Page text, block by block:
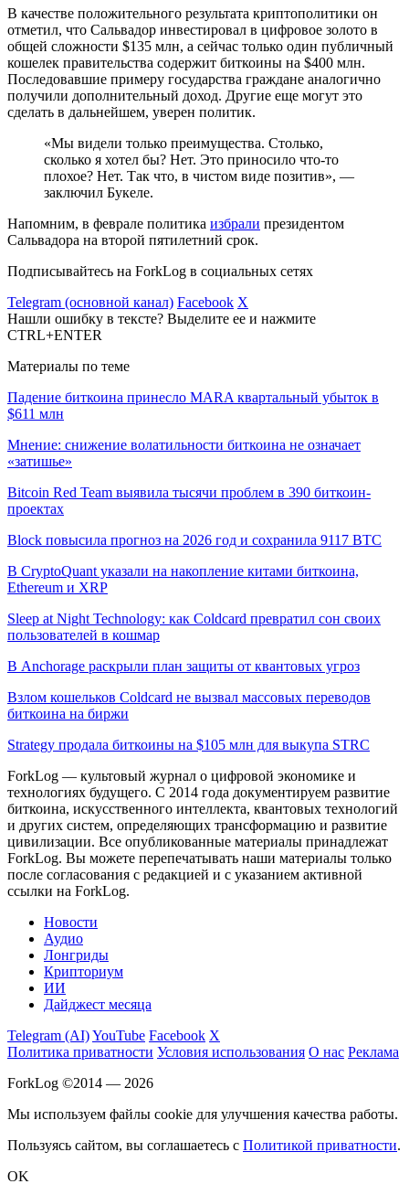
В качестве положительного результата криптополитики он
отметил, что Сальвадор инвестировал в цифровое золото в
общей сложности $135 млн, а сейчас только один публичный
кошелек правительства содержит биткоины на $400 млн.
Последовавшие примеру государства граждане аналогично
получили дополнительный доход. Другие еще могут это
сделать в дальнейшем, уверен политик.
«Мы видели только преимущества. Столько,
сколько я хотел бы? Нет. Это приносило что-то
плохое? Нет. Так что, в чистом виде позитив», —
заключил Букеле.
Напомним, в феврале политика избрали президентом
Сальвадора на второй пятилетний срок.
Подписывайтесь на ForkLog в социальных сетях
Telegram (основной канал) Facebook X
Нашли ошибку в тексте? Выделите ее и нажмите
CTRL+ENTER
Материалы по теме
Падение биткоина принесло MARA квартальный убыток в
$611 млн
Мнение: снижение волатильности биткоина не означает
«затишье»
Bitcoin Red Team выявила тысячи проблем в 390 биткоин-
проектах
Block повысила прогноз на 2026 год и сохранила 9117 BTC
В CryptoQuant указали на накопление китами биткоина,
Ethereum и XRP
Sleep at Night Technology: как Coldcard превратил сон своих
пользователей в кошмар
В Anchorage раскрыли план защиты от квантовых угроз
Взлом кошельков Coldcard не вызвал массовых переводов
биткоина на биржи
Strategy продала биткоины на $105 млн для выкупа STRC
ForkLog — культовый журнал о цифровой экономике и
технологиях будущего. С 2014 года документируем развитие
биткоина, искусственного интеллекта, квантовых технологий
и других систем, определяющих трансформацию и развитие
цивилизации. Все опубликованные материалы принадлежат
ForkLog. Вы можете перепечатывать наши материалы только
после согласования с редакцией и с указанием активной
ссылки на ForkLog.
Новости
Аудио
Лонгриды
Крипториум
ИИ
Дайджест месяца
Telegram (AI)YouTube Facebook X
Политика приватности Условия использования О нас Реклама
ForkLog ©2014 — 2026
Мы используем файлы cookie для улучшения качества работы.
Пользуясь сайтом, вы соглашаетесь с Политикой приватности.
OK